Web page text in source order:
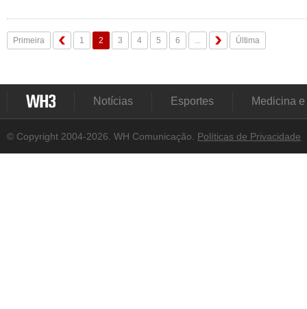
Primeira 1 2 3 4 5 6 ... Última
Notícias Esportes Medicina
© Copyright 2004-2026. WH Comunicação. Políticas de Privacidade